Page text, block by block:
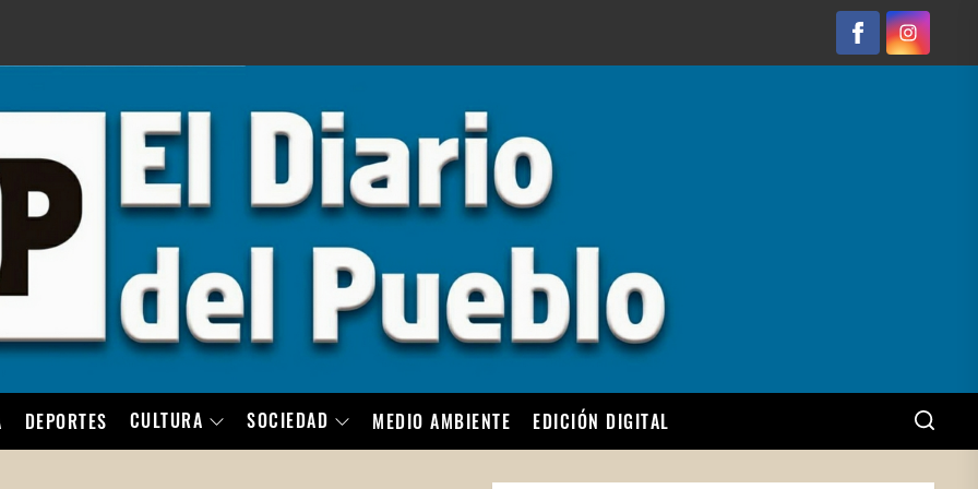
FacebookInstagram
DEPORTES CULTURA SOCIEDAD MEDIO AMBIENTE EDICIÓN DIGITAL